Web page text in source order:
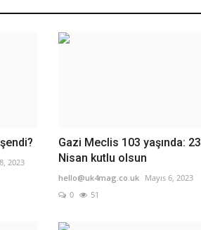
2023
Gazi Meclis 103 yaşında: 23
Nisan kutlu olsun
hello@uk4mag.co.uk
Mayıs 6, 2023
0
51